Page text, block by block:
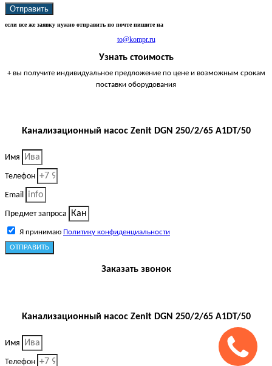
Отправить
если все же заявку нужно отправить по почте пишите на
to@kompr.ru
Узнать стоимость
+ вы получите индивидуальное предложение по цене и возможным срокам
поставки оборудования
Канализационный насос Zenit DGN 250/2/65 A1DT/50
Имя
Телефон
Email
Предмет запроса
Я принимаю Политику конфиденциальности
ОТПРАВИТЬ
Заказать звонок
Канализационный насос Zenit DGN 250/2/65 A1DT/50
Имя
Телефон